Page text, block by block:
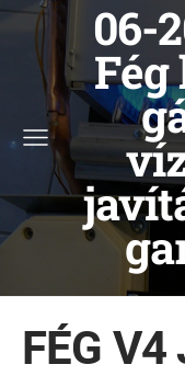
06-
FÉG V4